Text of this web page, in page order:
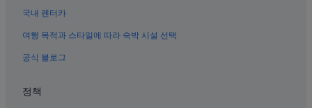
명동성당 근처 호텔
명동의 사우나가 있는 호텔
을지로입구역의 아파트
한국은행 화폐박물관 근처 호텔
국내 렌터카
여행 목적과 스타일에 따라 숙박 시설 선택
공식 블로그
정책